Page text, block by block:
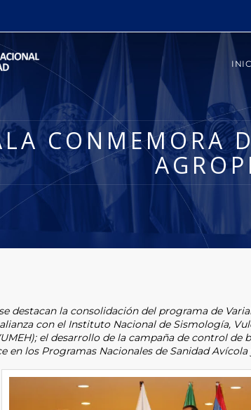
CONMEMORA
destacan la consolidación del programa de
con el Instituto Nacional de Sismología,
el desarrollo de la campaña de control de
en los Programas Nacionales de Sanidad Avícola